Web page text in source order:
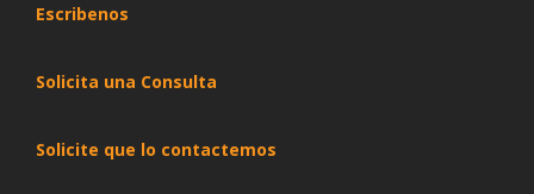
Escribenos
Solicita una Consulta
Solicite que lo contactemos